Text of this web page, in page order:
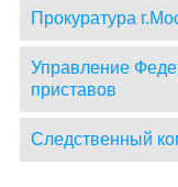
Прокуратура
Управление
приставов
Следственный